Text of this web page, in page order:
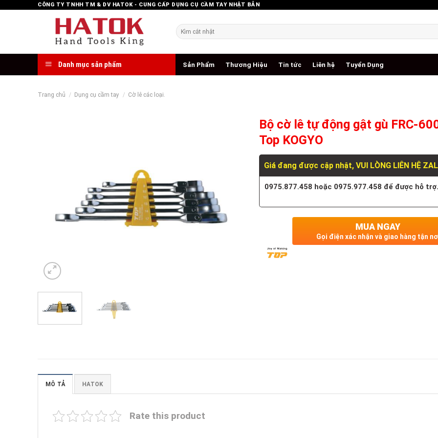
CÔNG TY TNHH TM & DV HATOK - CUNG CẤP DỤNG CỤ CẦM TAY NHẬT BẢN
Tìm
kiếm:
Danh mục sản phẩm Sản Phẩm Thương Hiệu Tin tức Liên hệ Tuyển Dụng
Trang chủ / Dụng cụ cầm tay / Cờ lê các loại.
Bộ cờ lê tự động gật gù FRC-
Top KOGYO
Giá đang được cập nhật, VUI LÒNG LIÊN HỆ
0975.877.458 hoặc 0975.977.458 để được hỗ
MUA NGAY
Gọi điện xác nhận và giao hàng tận
MÔ TẢ HATOK
Rate this product